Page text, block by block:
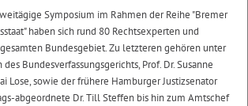
Symposium im Rahmen der Reihe "Bremer
haben sich rund 80 Rechtsexperten und
Bundesgebiet. Zu letzteren gehören unter
Bundesverfassungsgerichts, Prof. Dr. Susanne
Lose, sowie der frühere Hamburger Justizsenator
abgeordnete Dr. Till Steffen bis hin zum Amtschef